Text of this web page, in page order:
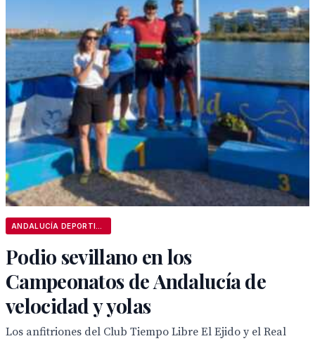
Podio sevillano en los
Campeonatos de Andalucía de
velocidad y yolas
Los anfitriones del Club Tiempo Libre El Ejido y el Real